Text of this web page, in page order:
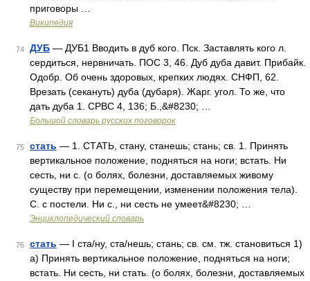
приговоры …
Википедия
74 ДУБ — ДУБ1 Вводить в дуб кого. Пск. Заставлять кого л.
сердиться, нервничать. ПОС 3, 46. Дуб дуба давит. Прибайк.
Одобр. Об очень здоровых, крепких людях. СНФП, 62.
Врезать (секануть) дуба (дубаря). Жарг. угол. То же, что
дать дуба 1. СРВС 4, 136; Б.,&#8230; …
Большой словарь русских поговорок
75 стать — 1. СТАТЬ, стану, станешь; стань; св. 1. Принять
вертикальное положение, подняться на ноги; встать. Ни
сесть, ни с. (о болях, болезни, доставляемых живому
существу при перемещении, изменении положения тела).
С. с постели. Ни с., ни сесть не умеет&#8230; …
Энциклопедический словарь
76 стать — I ста/ну, ста/нешь; стань; св. см. тж. становиться 1)
а) Принять вертикальное положение, подняться на ноги;
встать. Ни сесть, ни стать. (о болях, болезни, доставляемых